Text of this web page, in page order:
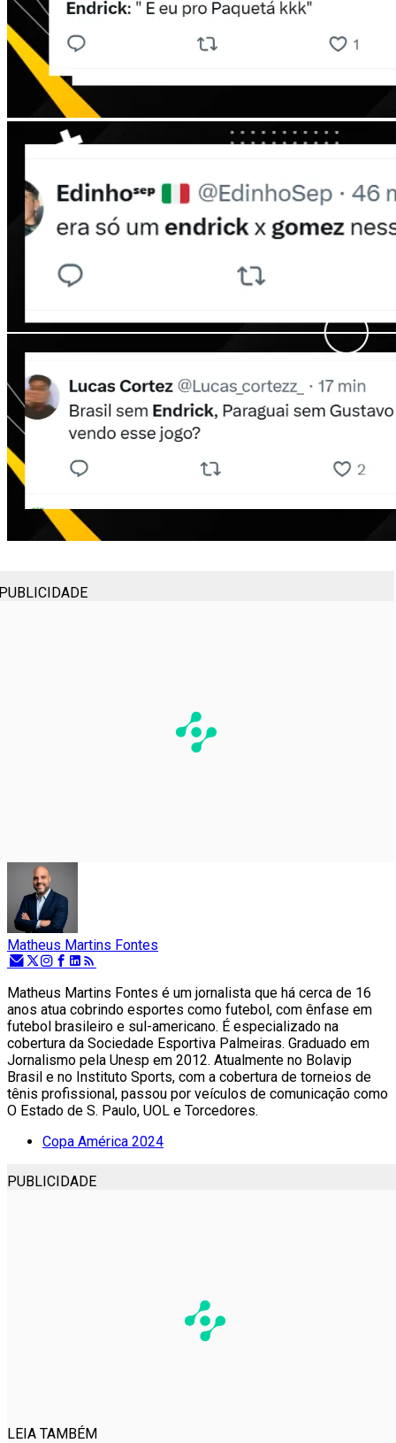
Matheus Martins Fontes
Matheus Martins Fontes é um jornalista que há cerca de 16
anos atua cobrindo esportes como futebol, com ênfase em
futebol brasileiro e sul-americano. É especializado na
cobertura da Sociedade Esportiva Palmeiras. Graduado em
Jornalismo pela Unesp em 2012. Atualmente no Bolavip
Brasil e no Instituto Sports, com a cobertura de torneios de
tênis profissional, passou por veículos de comunicação como
O Estado de S. Paulo, UOL e Torcedores.
Copa América 2024
PUBLICIDADE
LEIA TAMBÉM